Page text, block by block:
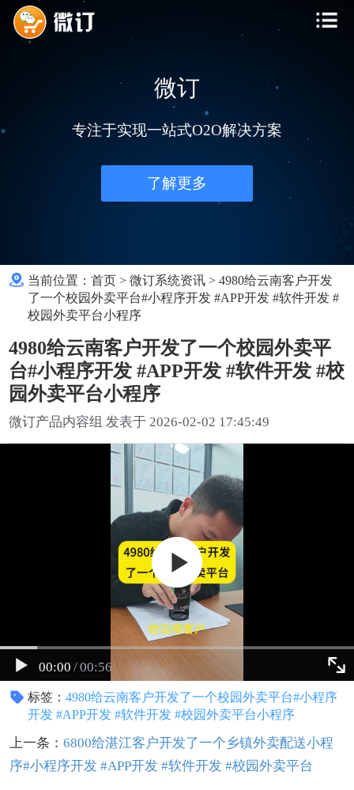
微订
专注于实现一站式O2O解决方案
了解更多
当前位置：首页 >微订系统资讯 >4980给云南客户开发
了一个校园外卖平台#小程序开发 #APP开发 #软件开发 #
校园外卖平台小程序
4980给云南客户开发了一个校园外卖平
台#小程序开发 #APP开发 #软件开发 #校
园外卖平台小程序
微订产品内容组 发表于 2026-02-02 17:45:49
00:00 /00:56
标签：4980给云南客户开发了一个校园外卖平台#小程序
开发 #APP开发 #软件开发 #校园外卖平台小程序
上一条： 6800给湛江客户开发了一个乡镇外卖配送小程
序#小程序开发 #APP开发 #软件开发 #校园外卖平台